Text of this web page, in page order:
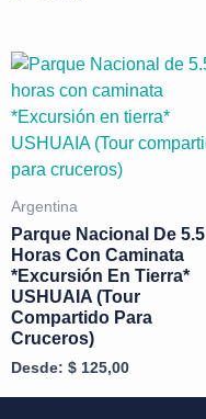
Argentina
Parque Nacional De 5.5
Horas Con Caminata
*Excursión En Tierra*
USHUAIA (Tour
Compartido Para
Cruceros)
Desde: $ 125,00